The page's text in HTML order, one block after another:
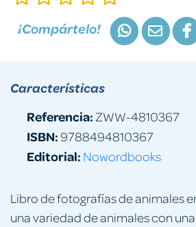
¡Compártelo!
Libro de fotografías de animales
una variedad de animales con
Características
Referencia: ZWW-4810367
ISBN:9788494810367
Editorial: Nowordbooks